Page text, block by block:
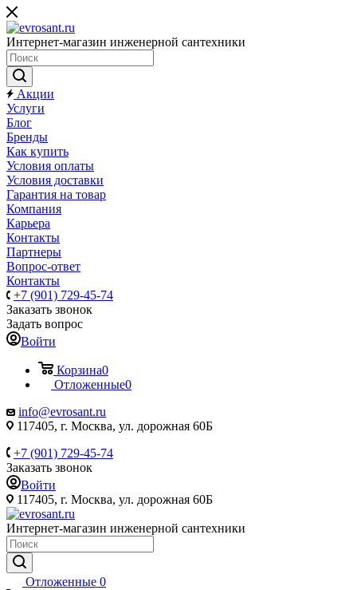
Интернет-магазин инженерной сантехники
Акции
Услуги
Блог
Бренды
Как купить
Условия оплаты
Условия доставки
Гарантия на товар
Компания
Карьера
Контакты
Партнеры
Вопрос-ответ
Контакты
+7 (901) 729-45-74
Заказать звонок
Задать вопрос
Войти
Корзина0
Отложенные0
info@evrosant.ru
117405, г. Москва, ул. дорожная 60Б
+7 (901) 729-45-74
Заказать звонок
Войти
117405, г. Москва, ул. дорожная 60Б
Интернет-магазин инженерной сантехники
Отложенные 0